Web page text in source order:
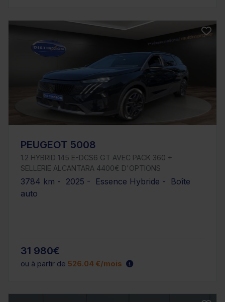
PEUGEOT 5008
1.2 HYBRID 145 E-DCS6 GT AVEC PACK 360 +
SELLERIE ALCANTARA 4400€ D'OPTIONS
3784 km - 2025 - Essence Hybride - Boîte
auto
31 980€
ou à partir de 526.04 €/mois